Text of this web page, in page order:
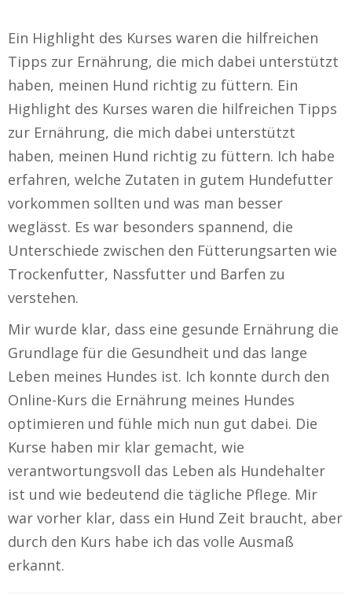
Ein Highlight des Kurses waren die hilfreichen
Tipps zur Ernährung, die mich dabei unterstützt
haben, meinen Hund richtig zu füttern. Ein
Highlight des Kurses waren die hilfreichen Tipps
zur Ernährung, die mich dabei unterstützt
haben, meinen Hund richtig zu füttern. Ich habe
erfahren, welche Zutaten in gutem Hundefutter
vorkommen sollten und was man besser
weglässt. Es war besonders spannend, die
Unterschiede zwischen den Fütterungsarten wie
Trockenfutter, Nassfutter und Barfen zu
verstehen.
Mir wurde klar, dass eine gesunde Ernährung die
Grundlage für die Gesundheit und das lange
Leben meines Hundes ist. Ich konnte durch den
Online-Kurs die Ernährung meines Hundes
optimieren und fühle mich nun gut dabei. Die
Kurse haben mir klar gemacht, wie
verantwortungsvoll das Leben als Hundehalter
ist und wie bedeutend die tägliche Pflege. Mir
war vorher klar, dass ein Hund Zeit braucht, aber
durch den Kurs habe ich das volle Ausmaß
erkannt.